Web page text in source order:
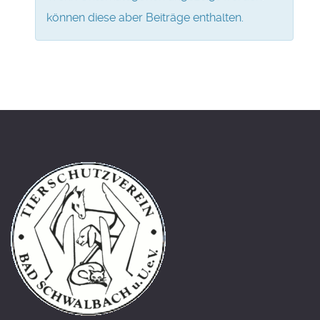
können diese aber Beiträge enthalten.